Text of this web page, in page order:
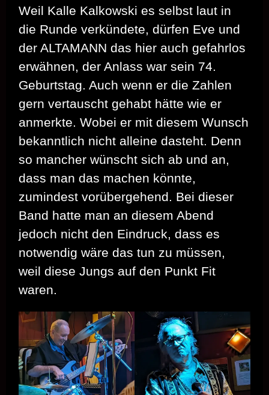
Weil Kalle Kalkowski es selbst laut in
die Runde verkündete, dürfen Eve und
der ALTAMANN das hier auch gefahrlos
erwähnen, der Anlass war sein 74.
Geburtstag. Auch wenn er die Zahlen
gern vertauscht gehabt hätte wie er
anmerkte. Wobei er mit diesem Wunsch
bekanntlich nicht alleine dasteht. Denn
so mancher wünscht sich ab und an,
dass man das machen könnte,
zumindest vorübergehend. Bei dieser
Band hatte man an diesem Abend
jedoch nicht den Eindruck, dass es
notwendig wäre das tun zu müssen,
weil diese Jungs auf den Punkt Fit
waren.